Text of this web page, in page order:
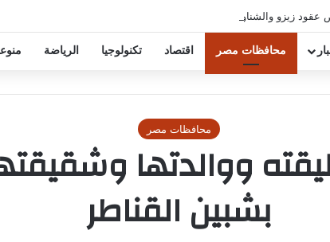
زيزو والشناوي
محافظات مصر اقتصاد تكنولوجيا الرياضة
محافظات مصر
ووالدتها
بشبين القناطر